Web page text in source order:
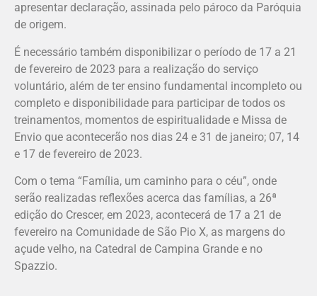
apresentar declaração, assinada pelo pároco da Paróquia
de origem.
É necessário também disponibilizar o período de 17 a 21
de fevereiro de 2023 para a realização do serviço
voluntário, além de ter ensino fundamental incompleto ou
completo e disponibilidade para participar de todos os
treinamentos, momentos de espiritualidade e Missa de
Envio que acontecerão nos dias 24 e 31 de janeiro; 07, 14
e 17 de fevereiro de 2023.
Com o tema “Família, um caminho para o céu”, onde
serão realizadas reflexões acerca das famílias, a 26ª
edição do Crescer, em 2023, acontecerá de 17 a 21 de
fevereiro na Comunidade de São Pio X, as margens do
açude velho, na Catedral de Campina Grande e no
Spazzio.